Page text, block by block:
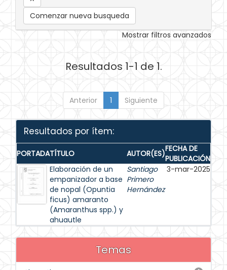
Comenzar nueva busqueda
Mostrar filtros avanzados
Resultados 1-1 de 1.
Anterior 1 Siguiente
Resultados por ítem:
PORTADATÍTULO AUTOR(ES)FECHA DE
PUBLICACIÓN
Elaboración de un
empanizador a base
de nopal (Opuntia
ficus) amaranto
(Amaranthus spp.) y
ahuautle
Santiago
Primero
Hernández
3-mar-2025
Temas